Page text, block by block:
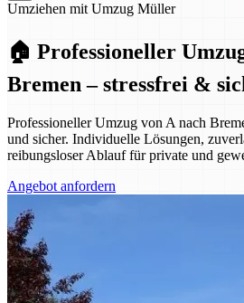
Umziehen mit Umzug Müller
🏠 Professioneller
Bremen – stressfrei &
Professioneller Umzug von A nach
und sicher. Individuelle Lösungen,
reibungsloser Ablauf für private und
Angebot anfordern